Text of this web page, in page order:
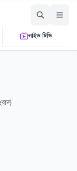
লাইভ টিভি